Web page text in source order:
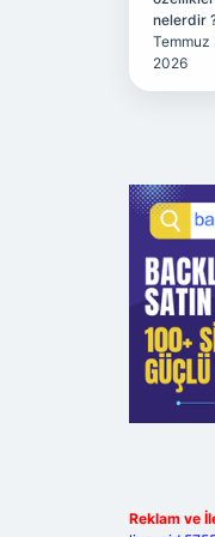
nelerdir
Temmuz
2026
Reklam ve